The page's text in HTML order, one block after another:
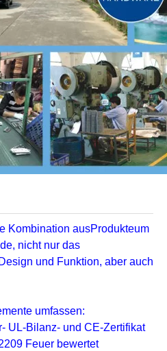
Kombination ausProdukteum
, nicht nur das
und Funktion, aber auch
umfassen:
UL-Bilanz- und CE-Zertifikat
Feuer bewertet